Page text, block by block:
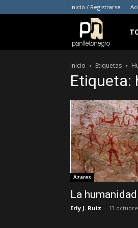
Inicio / Registrarse
Inicio Etiquetas
Etiqueta:
Azares
La
Erly J. Ruiz - 13